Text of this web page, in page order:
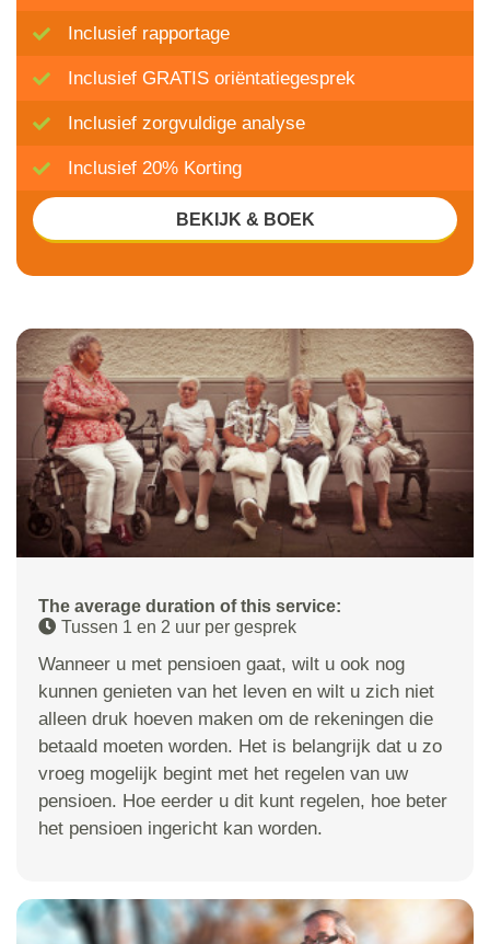
The average duration of this service:
Tussen 1 en 2 uur per gesprek
Wanneer u met pensioen gaat, wilt u ook nog
kunnen genieten van het leven en wilt u zich niet
alleen druk hoeven maken om de rekeningen die
betaald moeten worden. Het is belangrijk dat u zo
vroeg mogelijk begint met het regelen van uw
pensioen. Hoe eerder u dit kunt regelen, hoe beter
het pensioen ingericht kan worden.
Inclusief rapportage
Inclusief GRATIS oriëntatiegesprek
Inclusief zorgvuldige analyse
Inclusief 20% Korting
BEKIJK & BOEK